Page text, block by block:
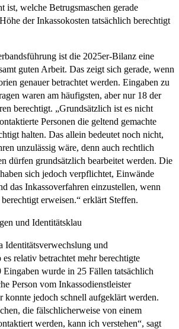
ist, welche Betrugsmaschen gerade
der Inkassokosten tatsächlich berechtigt
ist die 2025er-Bilanz eine
guten Arbeit. Das zeigt sich gerade, wenn
genauer betrachtet werden. Eingaben zu
waren am häufigsten, aber nur 18 der
berechtigt. „Grundsätzlich ist es nicht
Personen die geltend gemachte
halten. Das allein bedeutet noch nicht,
unzulässig wäre, denn auch rechtlich
dürfen grundsätzlich bearbeitet werden. Die
sich jedoch verpflichtet, Einwände
das Inkassoverfahren einzustellen, wenn
erweisen.“ erklärt Steffen.
und Identitätsklau
Identitätsverwechslung und
relativ betrachtet mehr berechtigte
wurde in 25 Fällen tatsächlich
Person vom Inkassodienstleister
konnte jedoch schnell aufgeklärt werden.
die fälschlicherweise von einem
werden, kann ich verstehen“, sagt